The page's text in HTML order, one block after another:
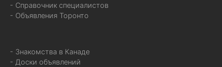
- Справочник специалистов
- Объявления Торонто
- Знакомства в Канаде
- Доски объявлений